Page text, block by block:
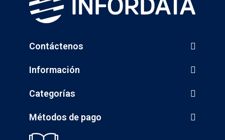
Contáctenos
Información
Categorías
Métodos de pago